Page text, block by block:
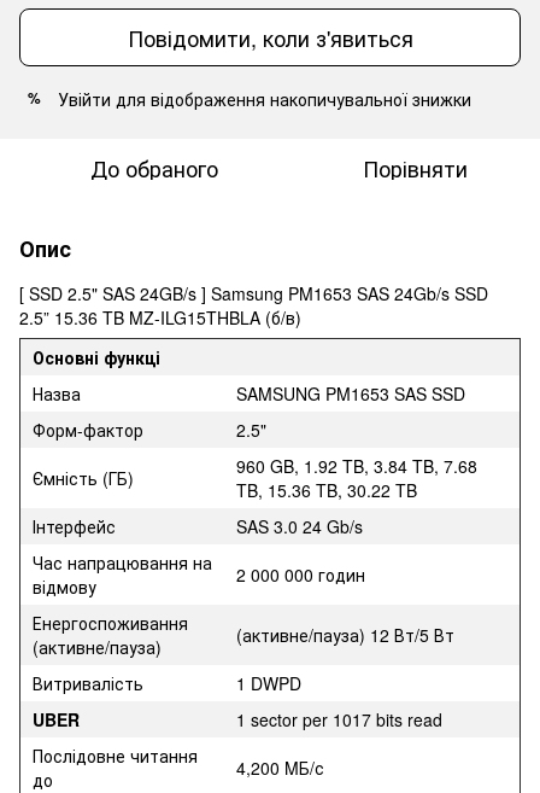
Повідомити, коли з'явиться
% Увійти для відображення накопичувальної знижки
До обраного Порівняти
Опис
[ SSD 2.5" SAS 24GB/s ] Samsung PM1653 SAS 24Gb/s SSD
2.5” 15.36 TB MZ-ILG15THBLA (б/в)
Основні функці
Назва
SAMSUNG PM1653 SAS SSD
Форм-фактор
2.5"
Ємність (ГБ)
960 GB, 1.92 TB, 3.84 TB, 7.68
TB, 15.36 TB, 30.22 TB
Інтерфейс
SAS 3.0 24 Gb/s
Час напрацювання на
відмову
2 000 000 годин
Енергоспоживання
(активне/пауза)
(активне/пауза) 12 Вт/5 Вт
Витривалість
1 DWPD
UBER
1 sector per 1017 bits read
Послідовне читання
до
4,200 MБ/с